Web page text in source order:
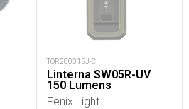
TOR280315J-C
Linterna SW05R-UV
150 Lumens
Fenix Light